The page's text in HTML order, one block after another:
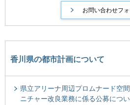
香川県の都市計画について
県立アリーナ周辺プロムナード空
ニチャー改良業務に係る公募につ